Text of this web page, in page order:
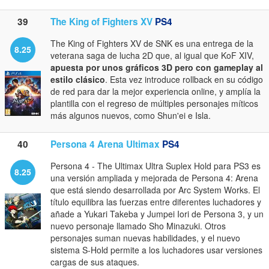
39 The King of Fighters XV PS4
8.25
The King of Fighters XV de SNK es una entrega de la
veterana saga de lucha 2D que, al igual que KoF XIV,
apuesta por unos gráficos 3D pero con gameplay al
estilo clásico. Esta vez introduce rollback en su código
de red para dar la mejor experiencia online, y amplía la
plantilla con el regreso de múltiples personajes míticos
más algunos nuevos, como Shun'ei e Isla.
40 Persona 4 Arena Ultimax PS4
8.25
Persona 4 - The Ultimax Ultra Suplex Hold para PS3 es
una versión ampliada y mejorada de Persona 4: Arena
que está siendo desarrollada por Arc System Works. El
título equilibra las fuerzas entre diferentes luchadores y
añade a Yukari Takeba y Jumpei Iori de Persona 3, y un
nuevo personaje llamado Sho Minazuki. Otros
personajes suman nuevas habilidades, y el nuevo
sistema S-Hold permite a los luchadores usar versiones
cargas de sus ataques.